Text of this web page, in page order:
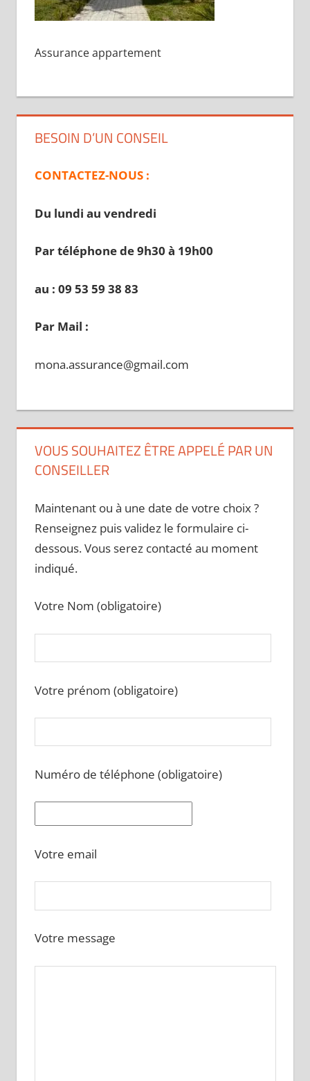
Assurance appartement
BESOIN D’UN CONSEIL
CONTACTEZ-NOUS :
Du lundi au vendredi
Par téléphone de 9h30 à 19h00
au : 09 53 59 38 83
Par Mail :
mona.assurance@gmail.com
VOUS SOUHAITEZ ÊTRE APPELÉ PAR UN
CONSEILLER
Maintenant ou à une date de votre choix ?
Renseignez puis validez le formulaire ci-
dessous. Vous serez contacté au moment
indiqué.
Votre Nom (obligatoire)
Votre prénom (obligatoire)
Numéro de téléphone (obligatoire)
Votre email
Votre message